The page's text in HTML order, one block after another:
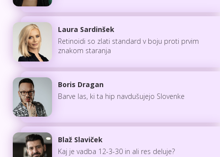
Laura Sardinšek
Retinoidi so zlati standard v boju proti prvim
znakom staranja
Boris Dragan
Barve las, ki ta hip navdušujejo Slovenke
Blaž Slaviček
Kaj je vadba 12-3-30 in ali res deluje?